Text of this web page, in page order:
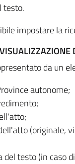
testo.
impostare la
da un
autonome;
(originale,
testo (in caso